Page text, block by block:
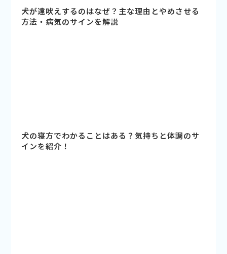
犬が遠吠えするのはなぜ？主な理由とやめさせる
方法・病気のサインを解説
犬の寝方でわかることはある？気持ちと体調のサ
インを紹介！